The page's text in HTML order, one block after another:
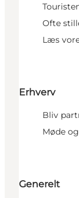
Ofte
Læs
Erhverv
Bliv
Møde
Generelt